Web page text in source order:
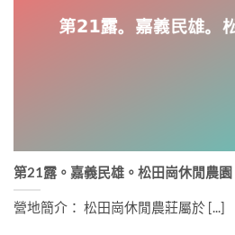
第21露。嘉義民雄。松田崗休閒農園
營地簡介： 松田崗休閒農莊屬於 [...]